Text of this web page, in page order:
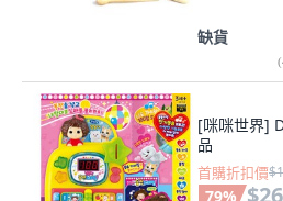
缺貨
(
[咪咪世界]
品
首購折扣價
79%